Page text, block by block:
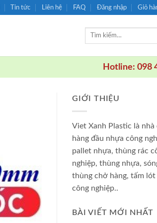
Tin tức Liên hệ FAQ Đăng nhập Giỏ
Tìm
Hotline: 098
GIỚI THIỆU
Viet Xanh Plastic là nhà
hàng đầu nhựa công
pallet nhựa, thùng rác
nghiệp, thùng nhựa,
thùng chở hàng, tấm lót
công nghiệp..
BÀI VIẾT MỚI NHẤT